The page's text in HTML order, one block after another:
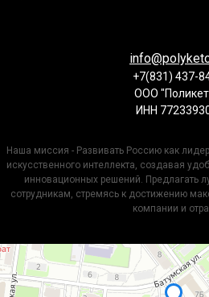
+7(831) 437-
ООО
ИНН
Наша миссия - Развивать Россию как
искусственного интеллекта, создавая
инновационных решений. Предлагать
сотрудникам, стремясь к достижению
компании и
Нижний Новгород
Батумская улица, 7А — Яндекс Карты